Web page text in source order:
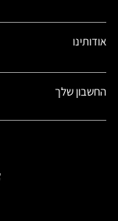
אודותינו
החשבון שלך